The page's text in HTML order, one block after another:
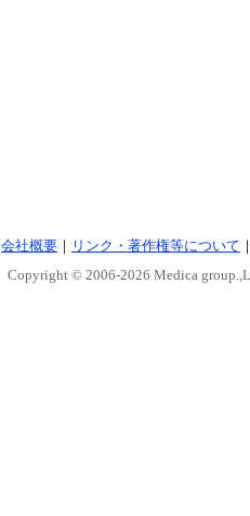
会社概要 ｜ リンク・著作権等について
Copyright © 2006-2026 Medica